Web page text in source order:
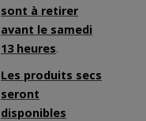
sont à retirer
avant le samedi
13 heures.
Les produits secs
seront
disponibles